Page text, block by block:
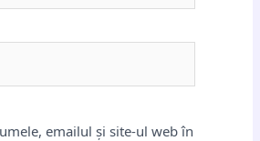
emailul și site-ul web în